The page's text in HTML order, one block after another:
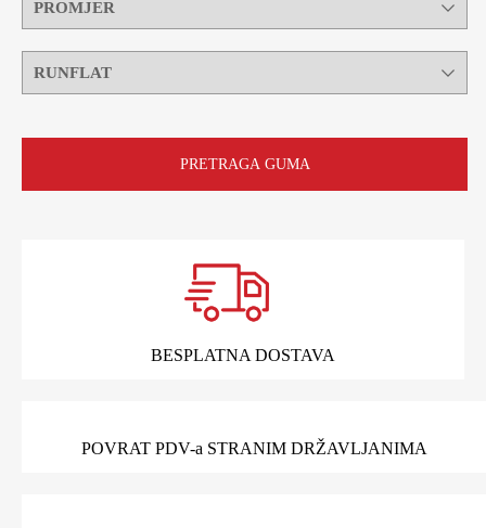
PRETRAGA GUMA
BESPLATNA DOSTAVA
POVRAT PDV-a STRANIM DRŽAVLJANIMA